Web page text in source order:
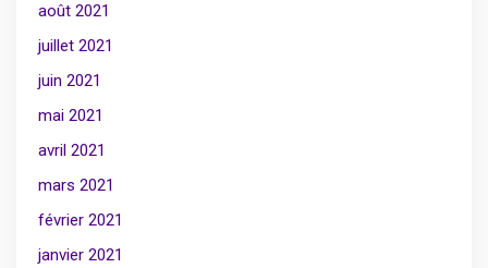
août 2021
juillet 2021
juin 2021
mai 2021
avril 2021
mars 2021
février 2021
janvier 2021